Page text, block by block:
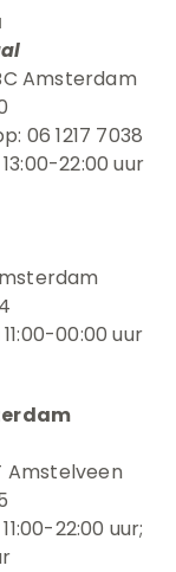
Amsterdam
06 1217 7038
22:00 uur
00:00 uur
Amstelveen
22:00 uur;